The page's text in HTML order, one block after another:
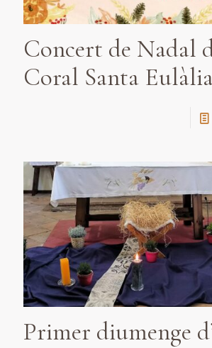
Concert de Nadal
Coral Santa
Primer diumenge